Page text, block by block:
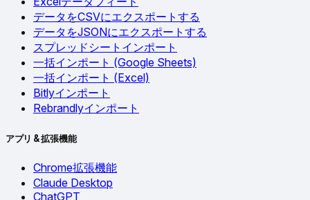
データをCSVにエクスポートする
データをJSONにエクスポートする
スプレッドシートインポート
一括インポート (Google Sheets)
一括インポート (Excel)
Bitlyインポート
Rebrandlyインポート
アプリ & 拡張機能
Chrome拡張機能
Claude Desktop
ChatGPT